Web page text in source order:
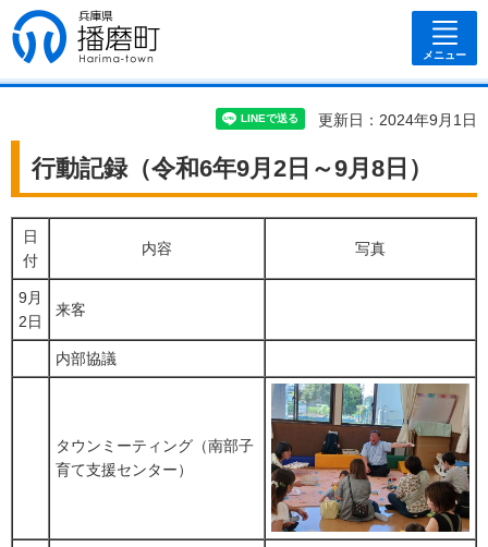
兵庫県 播磨
町
メニュー
更新日：2024年9月1日
行動記録（令和6年9月2日～9月8日）
日
付
内容 写真
9月
2日
来客
内部協議
タウンミーティング（南部子
育て支援センター）